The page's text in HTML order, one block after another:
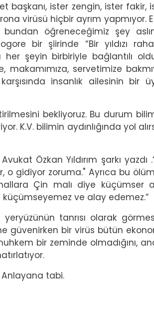
başkanı, ister zengin, ister fakir,
virüsü hiçbir ayrım yapmıyor.
öğreneceğimiz şey
bir şiirinde “Bir yıldızı
şeyin birbiriyle bağlantılı
makamımıza, servetimize
insanlık ailesinin bir
bekliyoruz. Bu durum
K.V. bilimin aydınlığında yol
Özkan Yıldırım şarkı yazdı
o gidiyor zoruma." Ayrıca bu
Çin malı diye küçümser
ve alay edemez.”
tanrısı olarak
güvenirken bir virüs bütün
bir zeminde olmadığını,
Anlayana tabi.